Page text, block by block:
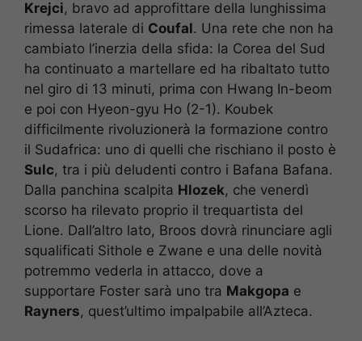
Krejci, bravo ad approfittare della lunghissima
rimessa laterale di Coufal. Una rete che non ha
cambiato l’inerzia della sfida: la Corea del Sud
ha continuato a martellare ed ha ribaltato tutto
nel giro di 13 minuti, prima con Hwang In-beom
e poi con Hyeon-gyu Ho (2-1). Koubek
difficilmente rivoluzionerà la formazione contro
il Sudafrica: uno di quelli che rischiano il posto è
Sulc, tra i più deludenti contro i Bafana Bafana.
Dalla panchina scalpita Hlozek, che venerdì
scorso ha rilevato proprio il trequartista del
Lione. Dall’altro lato, Broos dovrà rinunciare agli
squalificati Sithole e Zwane e una delle novità
potremmo vederla in attacco, dove a
supportare Foster sarà uno tra Makgopa e
Rayners, quest’ultimo impalpabile all’Azteca.